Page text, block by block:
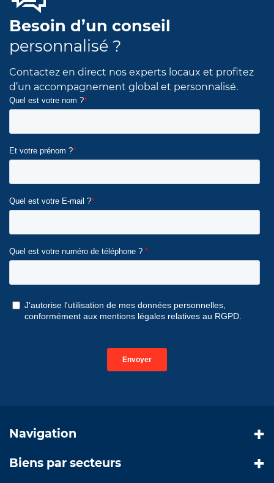
Besoin d’un conseil
personnalisé ?
Contactez en direct nos experts locaux et profitez
d’un accompagnement global et personnalisé.
Navigation
Biens par secteurs